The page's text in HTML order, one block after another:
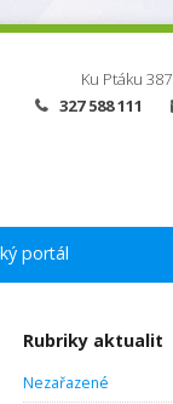
Ku Ptáku 387
327 588 111
portál
Rubriky aktualit
Nezařazené